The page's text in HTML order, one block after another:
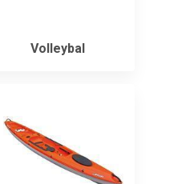
Volleybal